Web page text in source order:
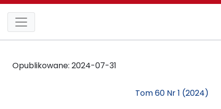
Opublikowane: 2024-07-31
Tom 60 Nr 1 (2024)